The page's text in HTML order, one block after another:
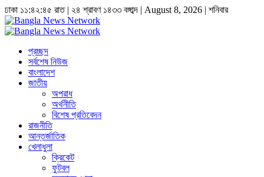
ঢাকা ১১:৪২:৪৫ রাত| ২৪ শ্রাবণ ১৪৩৩ বঙ্গাব্দ | August 8, 2026 | শনিবার
প্রচ্ছদ
সর্বশেষ নিউজ
বাংলাদেশ
জাতীয়
অপরাধ
অর্থনীতি
বিশেষ প্রতিবেদন
রাজনীতি
আন্তর্জাতিক
খেলাধুলা
ক্রিকেট
ফুটবল